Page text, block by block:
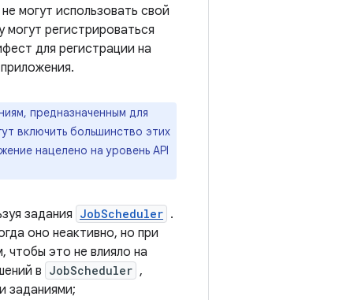
могут использовать свой
регистрироваться
для регистрации на
предназначенным для
включить большинство этих
нацелено на уровень API
задания JobScheduler .
оно неактивно, но при
чтобы это не влияло на
в JobScheduler ,
заданиями;